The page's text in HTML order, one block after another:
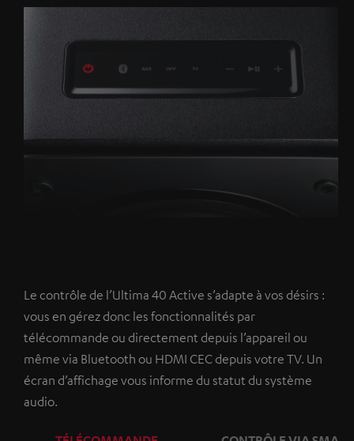
Marche/arrêt
Bluetooth
AUXOptique Lecture/pause
Augmenter
Le contrôle de l’Ultima 40 Active s’adapte à vos désirs :
vous en gérez donc les fonctionnalités par
télécommande ou directement depuis l’appareil ou
même via Bluetooth ou HDMI CEC depuis votre TV. Un
écran d’affichage vous informe du statut du système
audio.